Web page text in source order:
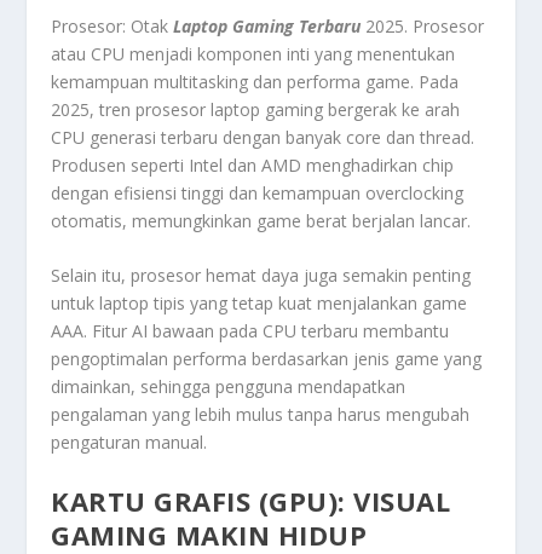
Prosesor: OtakLaptop Gaming Terbaru 2025. Prosesor
atau CPU menjadi komponen inti yang menentukan
kemampuan multitasking dan performa game. Pada
2025, tren prosesor laptop gaming bergerak ke arah
CPU generasi terbaru dengan banyak core dan thread.
Produsen seperti Intel dan AMD menghadirkan chip
dengan efisiensi tinggi dan kemampuan overclocking
otomatis, memungkinkan game berat berjalan lancar.
Selain itu, prosesor hemat daya juga semakin penting
untuk laptop tipis yang tetap kuat menjalankan game
AAA. Fitur AI bawaan pada CPU terbaru membantu
pengoptimalan performa berdasarkan jenis game yang
dimainkan, sehingga pengguna mendapatkan
pengalaman yang lebih mulus tanpa harus mengubah
pengaturan manual.
KARTU GRAFIS (GPU): VISUAL
GAMING MAKIN HIDUP